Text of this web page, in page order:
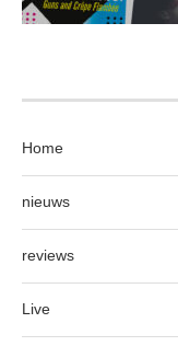
Home
nieuws
reviews
Live